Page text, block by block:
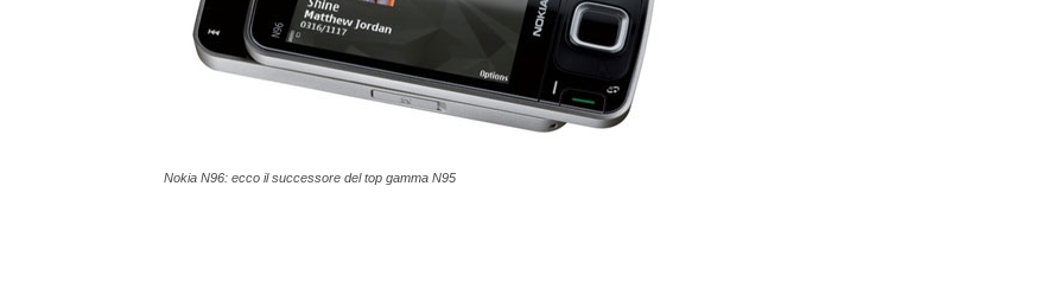
Nokia N96: ecco il successore del top gamma N95